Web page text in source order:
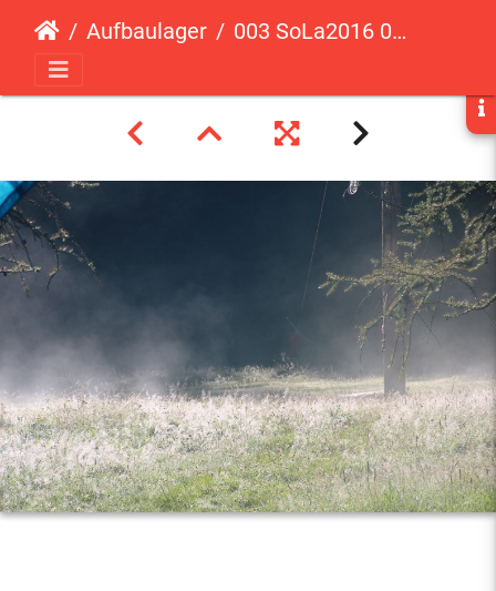
Aufbaulager 003 SoLa2016 08 Aufbaulager